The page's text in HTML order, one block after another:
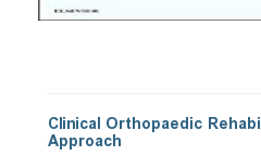
Clinical Orthopaedic
Approach